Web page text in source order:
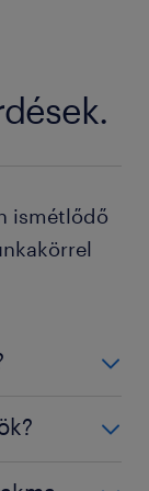
ismétlődő
folyamatok